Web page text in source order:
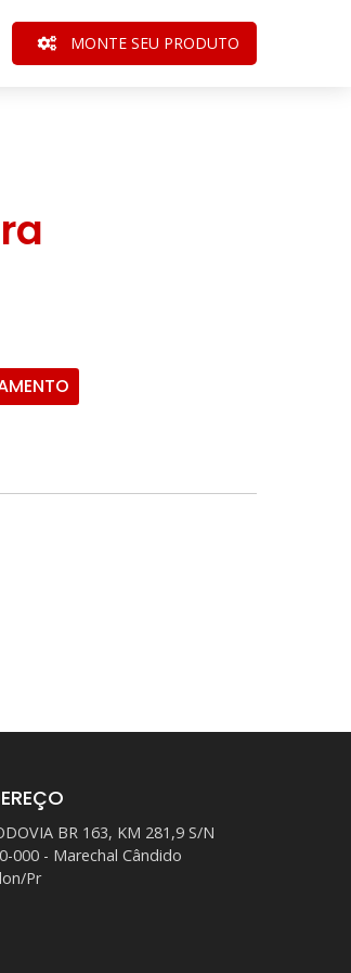
MONTE SEU PRODUTO
BR 163, KM 281,9 S/N
000 - Marechal Cândido
Pr